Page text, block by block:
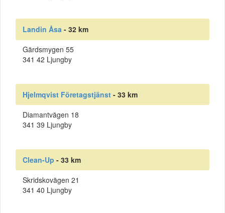
Landin Åsa - 32 km
Gärdsmygen 55
341 42 Ljungby
Hjelmqvist Företagstjänst - 33 km
Diamantvägen 18
341 39 Ljungby
Clean-Up - 33 km
Skridskovägen 21
341 40 Ljungby